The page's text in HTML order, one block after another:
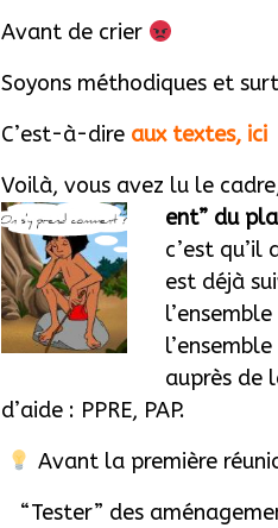
Avant de crier
Soyons méthodiques et
C’est-à-dire aux textes, ici
Voilà, vous avez lu le
ent” du
c’est
est déjà
auprès de
d’aide : PPRE, PAP.
Avant la première
“Tester” des